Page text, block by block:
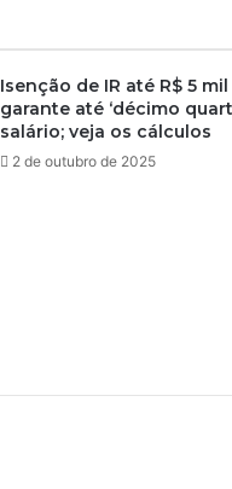
Isenção de IR até R$ 5 mil
garante até ‘décimo
salário; veja os cálculos
2 de outubro de 2025